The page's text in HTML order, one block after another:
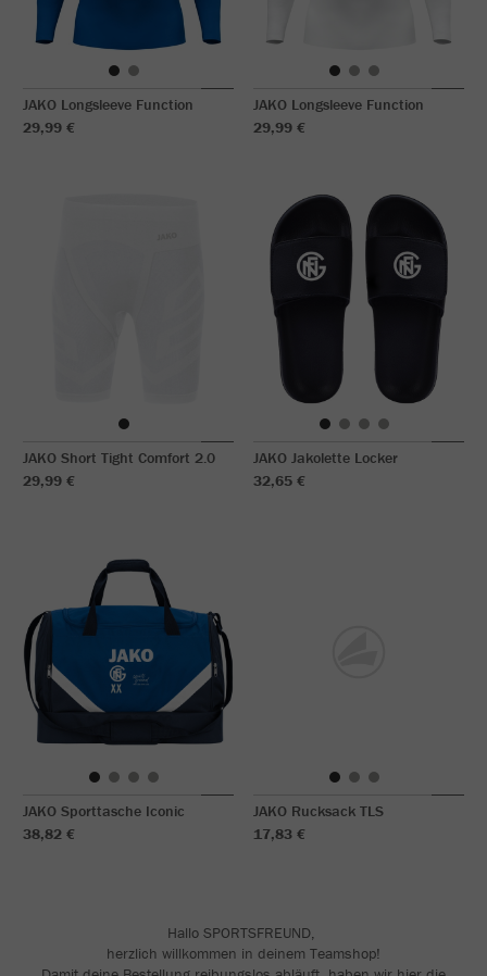
JAKO Longsleeve Function
29,99 €
JAKO Longsleeve Function
29,99 €
JAKO Short Tight Comfort 2.0
29,99 €
JAKO Jakolette Locker
32,65 €
JAKO Sporttasche Iconic
38,82 €
JAKO Rucksack TLS
17,83 €
Hallo SPORTSFREUND,
herzlich willkommen in deinem Teamshop!